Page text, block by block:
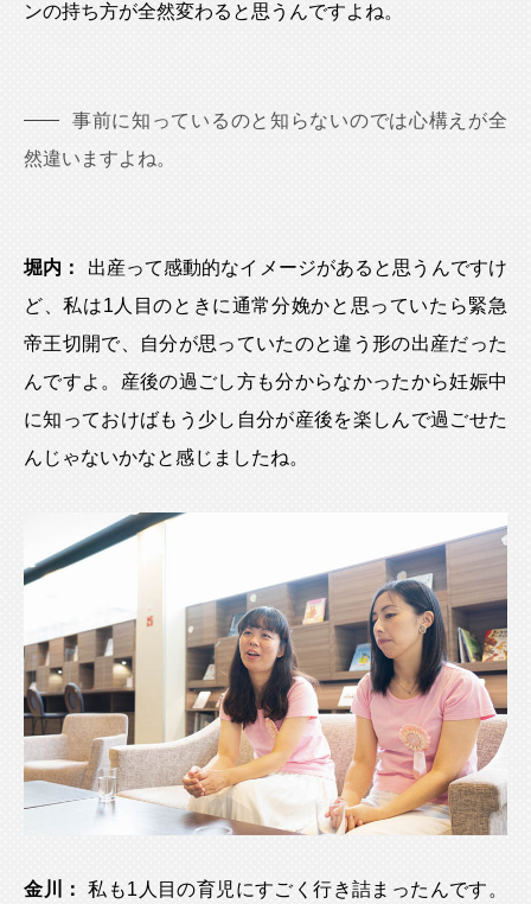
ンの持ち方が全然変わると思うんですよね。
事前に知っているのと知らないのでは心構えが全
然違いますよね。
堀内：
出産って感動的なイメージがあると思うんですけ
ど、私は1人目のときに通常分娩かと思っていたら緊急
帝王切開で、自分が思っていたのと違う形の出産だった
んですよ。産後の過ごし方も分からなかったから妊娠中
に知っておけばもう少し自分が産後を楽しんで過ごせた
んじゃないかなと感じましたね。
金川： 私も1人目の育児にすごく行き詰まったんです。